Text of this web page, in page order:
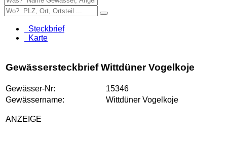
Steckbrief
Karte
Gewässersteckbrief Wittdüner Vogelkoje
Gewässer-Nr:
15346
Gewässername:
Wittdüner Vogelkoje
ANZEIGE